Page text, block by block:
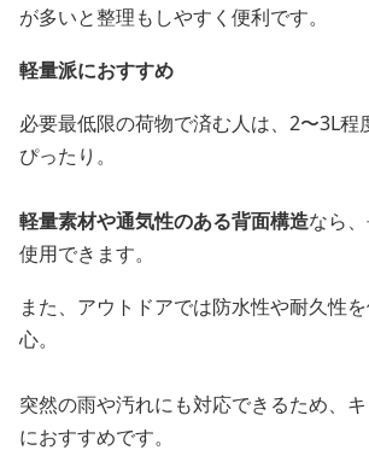
が多いと整理もしやすく便利です。
軽量派におすすめ
必要最低限の荷物で済む人は、2〜3L程
ぴったり。
軽量素材や通気性のある背面構造なら
使用できます。
また、アウトドアでは防水性や耐久性
心。
突然の雨や汚れにも対応できるため、
におすすめです。